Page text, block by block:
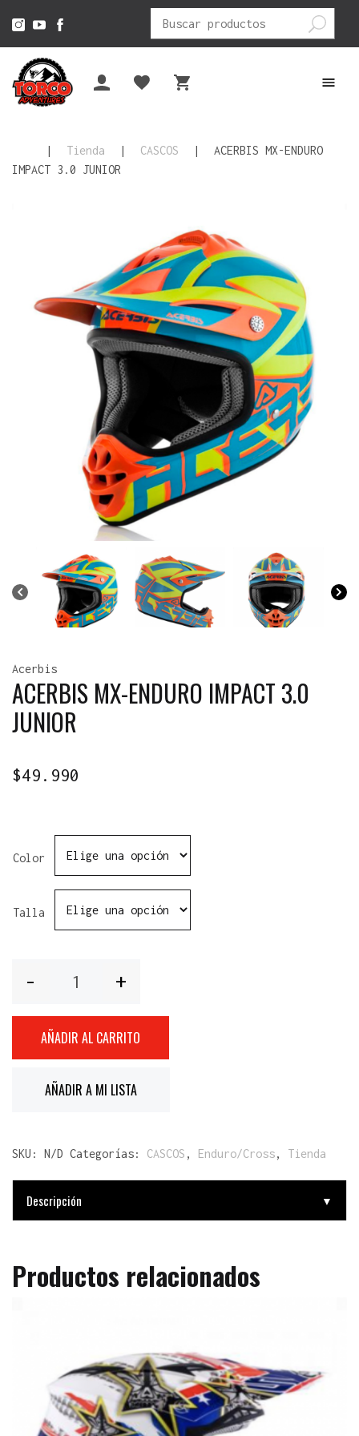
Buscar
por:
| Tienda | CASCOS |
ACERBIS MX-ENDURO
IMPACT 3.0 JUNIOR
Acerbis
ACERBIS MX-ENDURO IMPACT 3.0
JUNIOR
$49.990
Color
Talla
AÑADIR AL CARRITO
AÑADIR A MI LISTA
SKU: N/D Categorías: CASCOS , Enduro/Cross, Tienda
Descripción ▼
Productos relacionados